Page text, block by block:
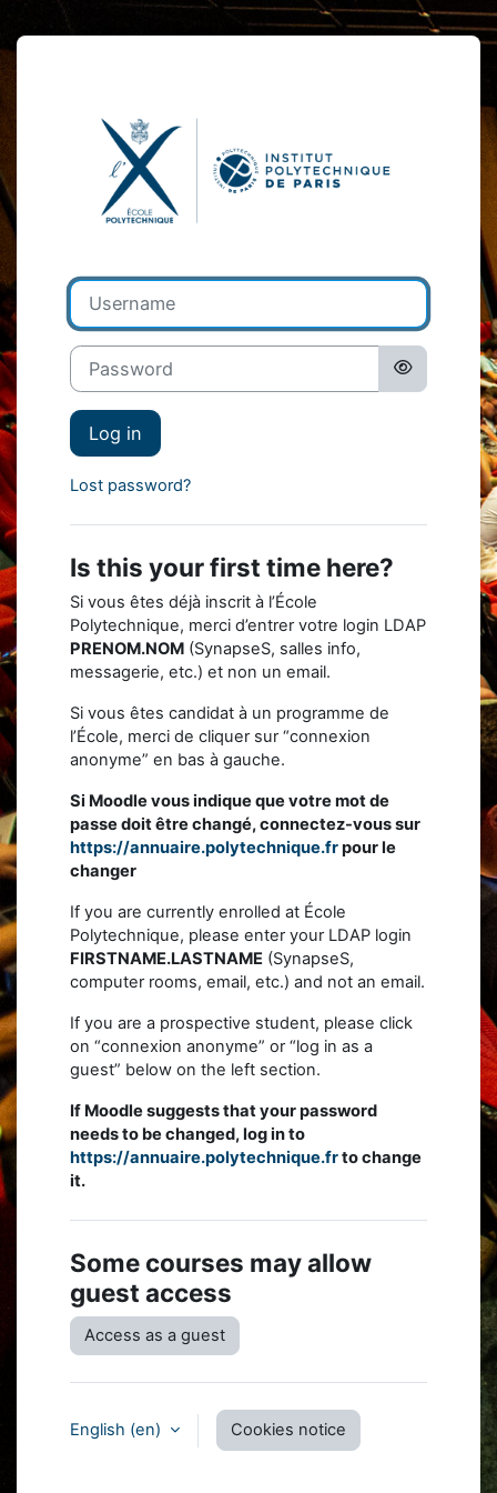
Log in to
Username
Password
Log in
Lost password?
Is this your first time here?
Si vous êtes déjà inscrit à l’École
Polytechnique, merci d’entrer votre login LDAP
PRENOM.NOM (SynapseS, salles info,
messagerie, etc.) et non un email.
Si vous êtes candidat à un programme de
l’École, merci de cliquer sur “connexion
anonyme” en bas à gauche.
Si Moodle vous indique que votre mot de
passe doit être changé, connectez-vous sur
https://annuaire.polytechnique.frpour le
changer
If you are currently enrolled at École
Polytechnique, please enter your LDAP login
FIRSTNAME.LASTNAME (SynapseS,
computer rooms, email, etc.) and not an email.
If you are a prospective student, please click
on “connexion anonyme” or “log in as a
guest” below on the left section.
If Moodle suggests that your password
needs to be changed, log in to
https://annuaire.polytechnique.frto change
it.
Some courses may allow
guest access
Access as a guest
English ‎(en)‎ Cookies notice